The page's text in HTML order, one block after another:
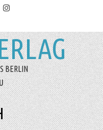
BERLIN